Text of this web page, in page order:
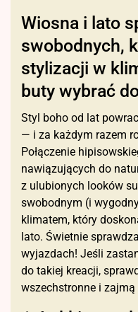
Wiosna i lato
swobodnych,
stylizacji w
buty wybrać
Styl boho od lat
— i za każdym razem
Połączenie
nawiązujących do
z ulubionych looków
swobodnym (i
klimatem, który
lato. Świetnie
wyjazdach! Jeśli
do takiej kreacji,
wszechstronne i